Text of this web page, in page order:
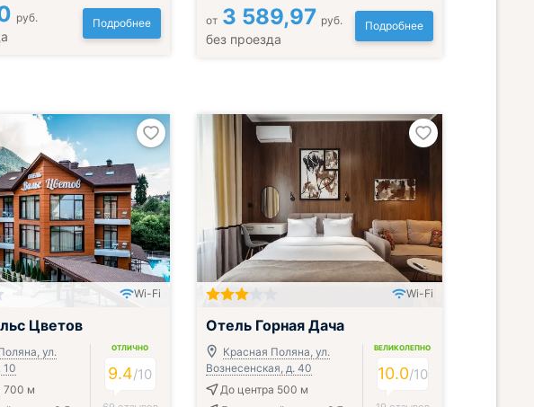
руб. Подробнее от 3 589,97 руб.
без проезда
Подробнее
и ужин или обед
Wi-Fi
Цветов
ул.
10
700 м
ОТЛИЧНО
9.4/10
Wi-Fi
Отель Горная Дача
Красная Поляна, ул.
Вознесенская, д. 40
До центра 500 м
ВЕЛИКОЛЕПНО
10.0/10